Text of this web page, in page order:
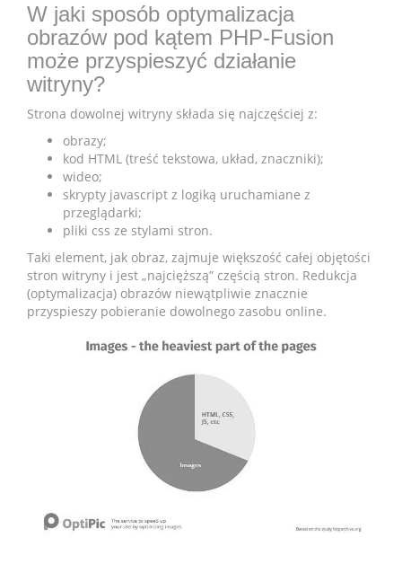
W jaki sposób optymalizacja
obrazów pod kątem PHP-Fusion
może przyspieszyć działanie
witryny?
Strona dowolnej witryny składa się najczęściej z:
obrazy;
kod HTML (treść tekstowa, układ, znaczniki);
wideo;
skrypty javascript z logiką uruchamiane z
przeglądarki;
pliki css ze stylami stron.
Taki element, jak obraz, zajmuje większość całej objętości
stron witryny i jest „najcięższą” częścią stron. Redukcja
(optymalizacja) obrazów niewątpliwie znacznie
przyspieszy pobieranie dowolnego zasobu online.